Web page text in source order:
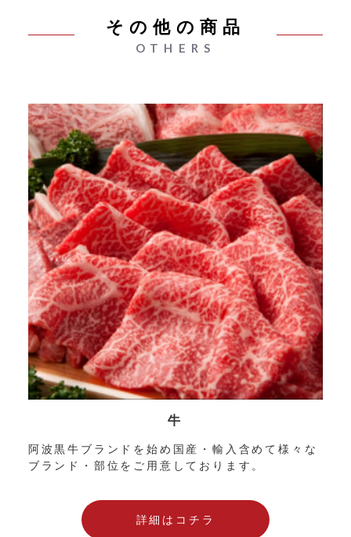
その他の商品
OTHERS
牛
阿波黒牛ブランドを始め国産・輸入含めて様々な
ブランド・部位をご用意しております。
詳細はコチラ